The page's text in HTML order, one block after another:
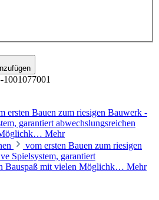
1001077001
ersten Bauen zum riesigen Bauwerk -
garantiert abwechslungsreichen
Mehr
vom ersten Bauen zum riesigen
Spielsystem, garantiert
Bauspaß mit vielen Möglichk… Mehr